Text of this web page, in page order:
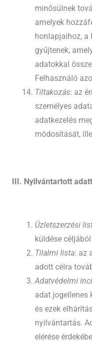
minősülnek
amelyek
honlapjaihoz, a
gyűjtenek,
adatokkal
Felhasználó
Tiltakozás: az
személyes
adatkezelés
módosítását,
III. Nyilvántartott
Üzletszerzési
küldése
Tilalmi lista: az
adott célra
Adatvédelmi
adat jogellenes
és ezek
nyilvántartás.
elérése